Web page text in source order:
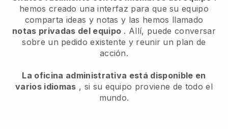
hemos creado una interfaz para que su equipo
comparta ideas y notas y las hemos llamado
notas privadas del equipo . Allí, puede conversar
sobre un pedido existente y reunir un plan de
acción.
La oficina administrativa está disponible en
varios idiomas , si su equipo proviene de todo el
mundo.